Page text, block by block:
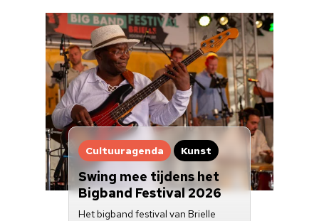
Cultuuragenda Kunst
Swing mee tijdens het
Bigband Festival 2026
Het bigband festival van Brielle
Voor
Cultuur op school
Over ons
Nieuwsbrief
Doneren